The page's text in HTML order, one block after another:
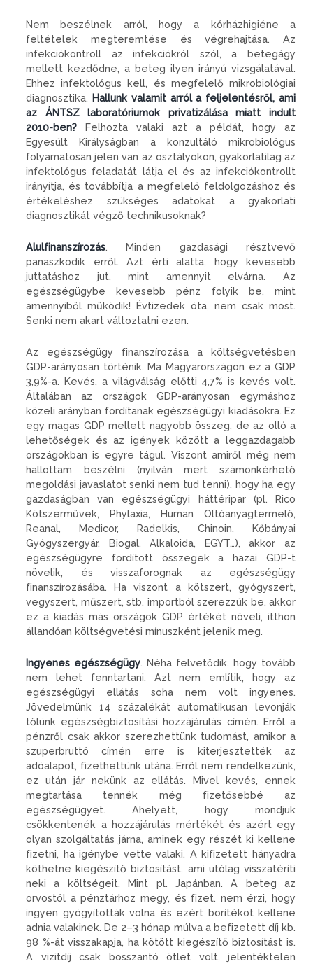
Nem beszélnek arról, hogy a kórházhigiéne a
feltételek megteremtése és végrehajtása. Az
infekciókontroll az infekciókról szól, a betegágy
mellett kezdődne, a beteg ilyen irányú vizsgálatával.
Ehhez infektológus kell, és megfelelő mikrobiológiai
diagnosztika. Hallunk valamit arról a feljelentésről, ami
az ÁNTSZ laboratóriumok privatizálása miatt indult
2010-ben? Felhozta valaki azt a példát, hogy az
Egyesült Királyságban a konzultáló mikrobiológus
folyamatosan jelen van az osztályokon, gyakorlatilag az
infektológus feladatát látja el és az infekciókontrollt
irányítja, és továbbítja a megfelelő feldolgozáshoz és
értékeléshez szükséges adatokat a gyakorlati
diagnosztikát végző technikusoknak?
Alulfinanszírozás. Minden gazdasági résztvevő
panaszkodik erről. Azt érti alatta, hogy kevesebb
juttatáshoz jut, mint amennyit elvárna. Az
egészségügybe kevesebb pénz folyik be, mint
amennyiből működik! Évtizedek óta, nem csak most.
Senki nem akart változtatni ezen.
Az egészségügy finanszírozása a költségvetésben
GDP-arányosan történik. Ma Magyarországon ez a GDP
3,9%-a. Kevés, a világválság előtti 4,7% is kevés volt.
Általában az országok GDP-arányosan egymáshoz
közeli arányban fordítanak egészségügyi kiadásokra. Ez
egy magas GDP mellett nagyobb összeg, de az olló a
lehetőségek és az igények között a leggazdagabb
országokban is egyre tágul. Viszont amiről még nem
hallottam beszélni (nyilván mert számonkérhető
megoldási javaslatot senki nem tud tenni), hogy ha egy
gazdaságban van egészségügyi háttéripar (pl. Rico
Kötszerművek, Phylaxia, Human Oltóanyagtermelő,
Reanal, Medicor, Radelkis, Chinoin, Kőbányai
Gyógyszergyár, Biogal, Alkaloida, EGYT…), akkor az
egészségügyre fordított összegek a hazai GDP-t
növelik, és visszaforognak az egészségügy
finanszírozásába. Ha viszont a kötszert, gyógyszert,
vegyszert, műszert, stb. importból szerezzük be, akkor
ez a kiadás más országok GDP értékét növeli, itthon
állandóan költségvetési mínuszként jelenik meg.
Ingyenes egészségügy. Néha felvetődik, hogy tovább
nem lehet fenntartani. Azt nem említik, hogy az
egészségügyi ellátás soha nem volt ingyenes.
Jövedelmünk 14 százalékát automatikusan levonják
tőlünk egészségbiztosítási hozzájárulás címén. Erről a
pénzről csak akkor szerezhettünk tudomást, amikor a
szuperbruttó címén erre is kiterjesztették az
adóalapot, fizethettünk utána. Erről nem rendelkezünk,
ez után jár nekünk az ellátás. Mivel kevés, ennek
megtartása tennék még fizetősebbé az
egészségügyet. Ahelyett, hogy mondjuk
csökkentenék a hozzájárulás mértékét és azért egy
olyan szolgáltatás járna, aminek egy részét ki kellene
fizetni, ha igénybe vette valaki. A kifizetett hányadra
köthetne kiegészítő biztosítást, ami utólag visszatéríti
neki a költségeit. Mint pl. Japánban. A beteg az
orvostól a pénztárhoz megy, és fizet. nem érzi, hogy
ingyen gyógyították volna és ezért borítékot kellene
adnia valakinek. De 2–3 hónap múlva a befizetett díj kb.
98 %-át visszakapja, ha kötött kiegészítő biztosítást is.
A vizitdíj csak bosszantó ötlet volt, jelentéktelen